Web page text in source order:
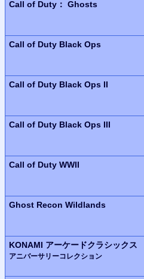
Call of Duty： Ghosts
Call of Duty Black Ops
Call of Duty Black Ops II
Call of Duty Black Ops III
Call of Duty WWII
Ghost Recon Wildlands
KONAMI アーケードクラシックス
アニバーサリーコレクション